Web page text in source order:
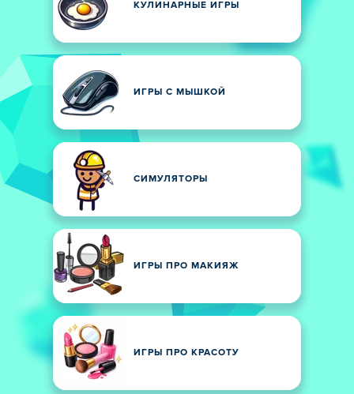
КУЛИНАРНЫЕ ИГРЫ
ИГРЫ С МЫШКОЙ
СИМУЛЯТОРЫ
ИГРЫ ПРО МАКИЯЖ
ИГРЫ ПРО КРАСОТУ